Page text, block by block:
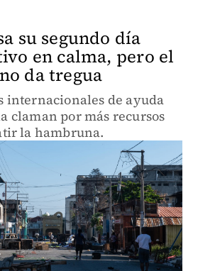
su segundo día
en calma, pero el
da tregua
internacionales de ayuda
claman por más recursos
la hambruna.